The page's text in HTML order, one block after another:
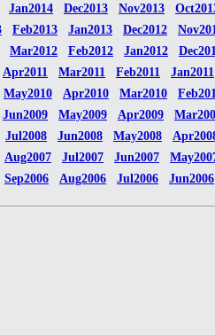
Jan2014 Dec2013 Nov2013
Feb2013 Jan2013 Dec2012
Mar2012 Feb2012 Jan2012
Apr2011 Mar2011 Feb2011
Jan2011
May2010 Apr2010 Mar2010
Jun2009 May2009 Apr2009
Jul2008 Jun2008 May2008
Aug2007 Jul2007 Jun2007
Sep2006 Aug2006 Jul2006 Jun2006